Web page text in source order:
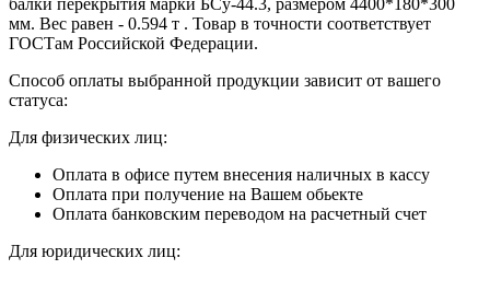
мм. Вес равен - 0.594 т . Товар в точности соответствует
ГОСТам Российской Федерации.
Способ оплаты выбранной продукции зависит от вашего
статуса:
Для физических лиц:
Оплата в офисе путем внесения наличных в кассу
Оплата при получение на Вашем обьекте
Оплата банковским переводом на расчетный счет
Для юридических лиц: